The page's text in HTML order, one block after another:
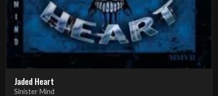
Jaded Heart
Sinister Mind